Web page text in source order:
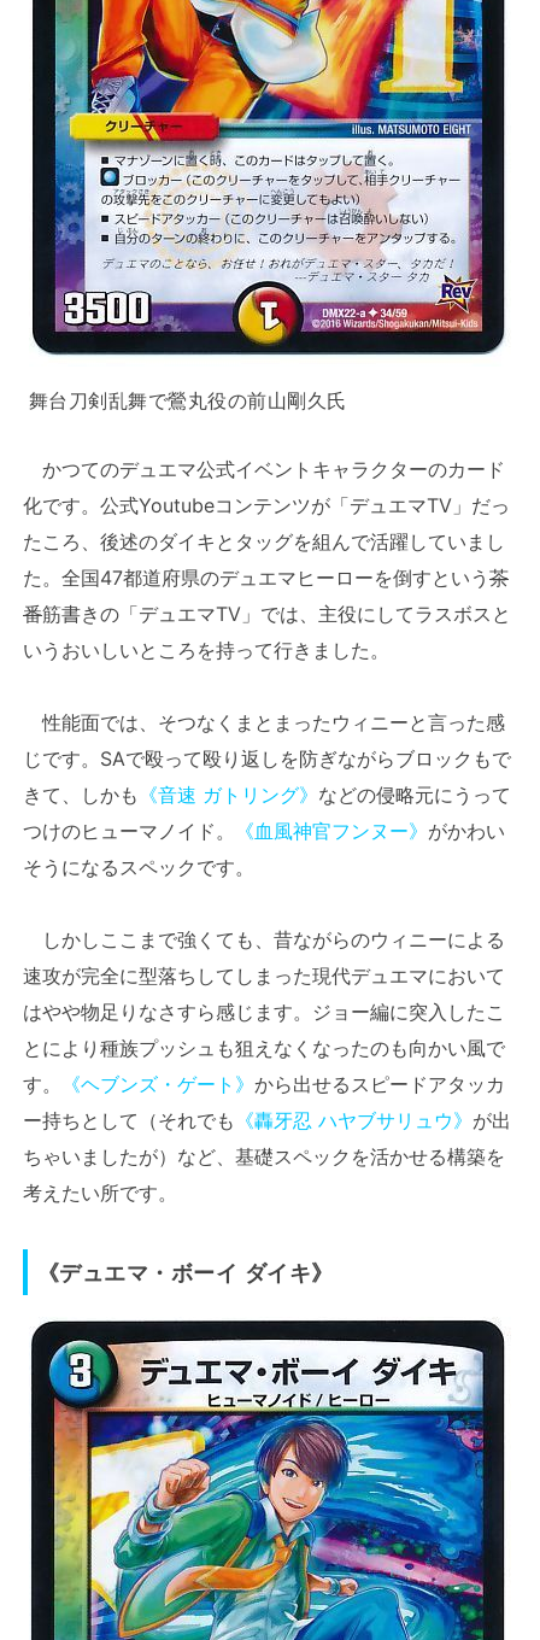
舞台刀剣乱舞で鶯丸役の前山剛久氏
かつてのデュエマ公式イベントキャラクターのカード
化です。公式Youtubeコンテンツが「デュエマTV」だっ
たころ、後述のダイキとタッグを組んで活躍していまし
た。全国47都道府県のデュエマヒーローを倒すという 茶
番筋書きの「デュエマTV」では、主役にしてラスボスと
いうおいしいところを持って行きました。
性能面では、そつなくまとまったウィニーと言った感
じです。SAで殴って殴り返しを防ぎながらブロックもで
きて、しかも 《音速 ガトリング》 などの侵略元にうって
つけのヒューマノイド。
《血風神官フンヌー》 がかわい
そうになるスペックです。
しかしここまで強くても、昔ながらのウィニーによる
速攻が完全に型落ちしてしまった現代デュエマにおいて
はやや物足りなさすら感じます。ジョー編に突入したこ
とにより種族プッシュも狙えなくなったのも向かい風で
す。
《ヘブンズ・ゲート》 から出せるスピードアタッカ
ー持ちとして（それでも 《轟牙忍 ハヤブサリュウ》 が出
ちゃいましたが）など、基礎スペックを活かせる構築を
考えたい所です。
《デュエマ・ボーイ ダイキ》